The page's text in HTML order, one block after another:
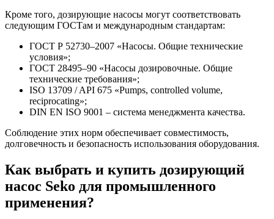
Кроме того, дозирующие насосы могут соответствовать
следующим ГОСТам и международным стандартам:
ГОСТ Р 52730–2007 «Насосы. Общие технические
условия»;
ГОСТ 28495–90 «Насосы дозировочные. Общие
технические требования»;
ISO 13709 / API 675 «Pumps, controlled volume,
reciprocating»;
DIN EN ISO 9001 – система менеджмента качества.
Соблюдение этих норм обеспечивает совместимость,
долговечность и безопасность использования оборудования.
Как выбрать и купить дозирующий
насос Seko для промышленного
применения?